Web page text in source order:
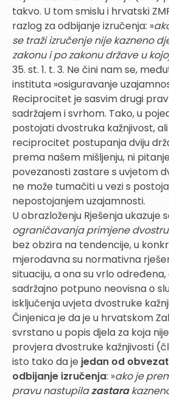
takvo. U tom smislu i hrvatski
razlog za odbijanje izručenja: »
se traži izručenje nije kazneno
zakonu i po zakonu države u
35. st. 1. t. 3. Ne čini nam se,
instituta »osiguravanje
Reciprocitet je sasvim drugi
sadržajem i svrhom. Tako, u
postojati dvostruka kažnjivost,
reciprocitet postupanja dviju
prema našem mišljenju, ni
povezanosti zastare s uvjetom
ne može tumačiti u vezi s
nepostojanjem uzajamnosti.
U obrazloženju Rješenja ukazuje
ograničavanja primjene
bez obzira na tendencije, u
mjerodavna su normativna
situaciju, a ona su vrlo
sadržajno potpuno neovisna o
isključenja uvjeta dvostruke
Činjenica je da je u hrvatskom
svrstano u popis djela za koja
provjera dvostruke kažnjivosti (čl.
isto tako da je jedan od
odbijanje izručenja: »ako je
pravu nastupilazastara